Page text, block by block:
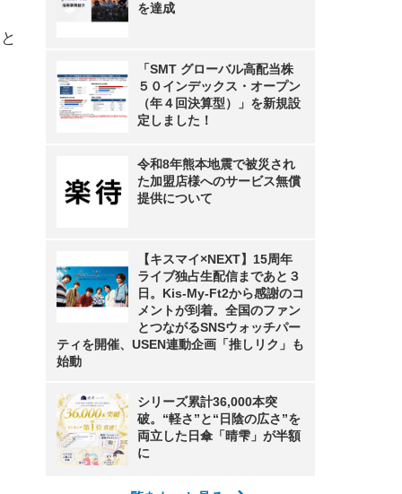
を達成
「SMT グローバル高配当株
５０インデックス・オープン
（年４回決算型）」を新規設
定しました！
令和8年熊本地震で被災され
た加盟店様へのサービス無償
提供について
【キスマイ×NEXT】15周年
ライブ独占生配信まであと３
日。Kis-My-Ft2から感謝のコ
メントが到着。全国のファン
とつながるSNSウォッチパー
ティを開催、USEN連動企画「推しリク」も
始動
シリーズ累計36,000本突
破。“軽さ”と“日陰の広さ”を
両立した日傘「晴雫」が半額
に